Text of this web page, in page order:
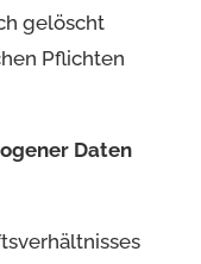
gelöscht
Pflichten
Daten